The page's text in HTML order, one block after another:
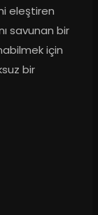
eleştiren
savunan bir
için
bir